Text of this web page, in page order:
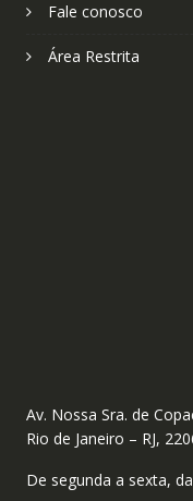
Fale conosco
Área Restrita
Av. Nossa Sra. de
Rio de Janeiro – RJ,
De segunda a sexta,